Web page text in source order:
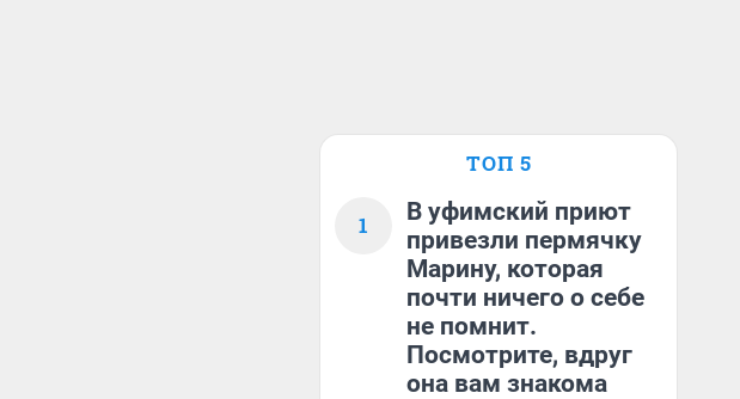
ТОП 5
1
В уфимский приют
привезли пермячку
Марину, которая
почти ничего о себе
не помнит.
Посмотрите, вдруг
она вам знакома